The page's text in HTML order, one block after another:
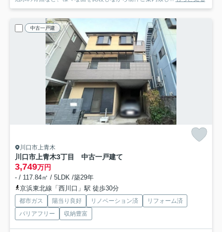
中古一戸建
川口市上青木
川口市上青木3丁目 中古一戸建て
3,749万円
- / 117.84㎡ / 5LDK /築29年
京浜東北線「西川口」駅 徒歩30分
都市ガス 陽当り良好 リノベーション済
リフォーム済
バリアフリー
収納豊富